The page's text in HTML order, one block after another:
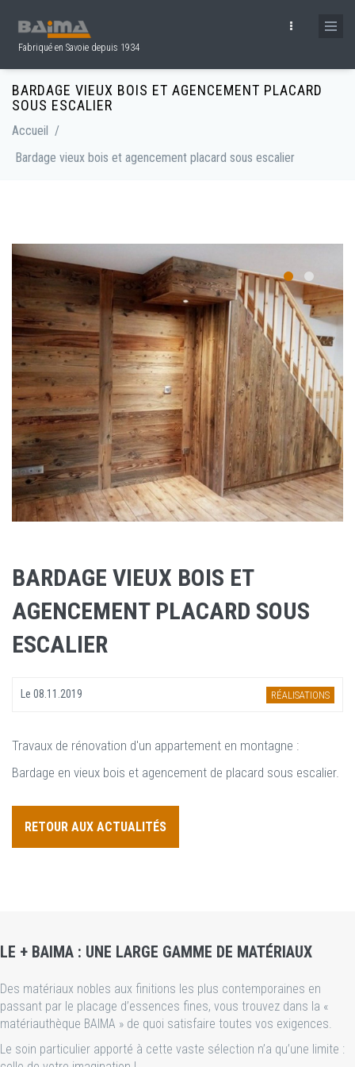
Fabriqué en Savoie depuis 1934
BARDAGE VIEUX BOIS ET AGENCEMENT PLACARD
SOUS ESCALIER
Accueil /
Bardage vieux bois et agencement placard sous escalier
BARDAGE VIEUX BOIS ET
AGENCEMENT PLACARD SOUS
ESCALIER
Le 08.11.2019 RÉALISATIONS
Travaux de rénovation d'un appartement en montagne :
Bardage en vieux bois et agencement de placard sous escalier.
RETOUR AUX ACTUALITÉS
LE + BAIMA : UNE LARGE GAMME DE MATÉRIAUX
Des matériaux nobles aux finitions les plus contemporaines en
passant par le placage d’essences fines, vous trouvez dans la «
matériauthèque BAIMA » de quoi satisfaire toutes vos exigences.
Le soin particulier apporté à cette vaste sélection n’a qu’une limite :